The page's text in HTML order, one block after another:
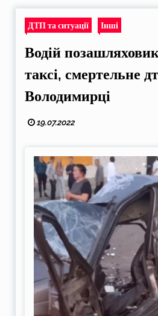
ДТП та ситуації Інші
Водій
таксі, смертельне
Володимирці
19.07.2022